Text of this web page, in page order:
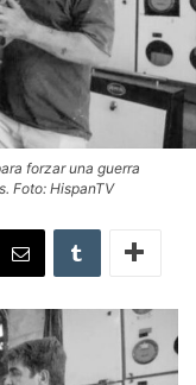
forzar una guerra
Foto: HispanTV